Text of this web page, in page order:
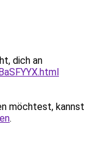
dich an
möchtest, kannst
.